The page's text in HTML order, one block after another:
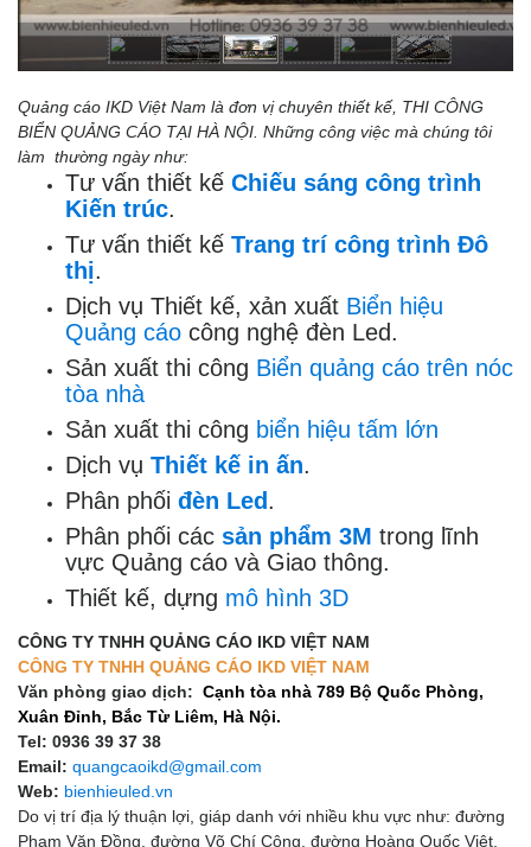
Quảng cáo IKD Việt Nam là đơn vị chuyên thiết kế, THI CÔNG
BIỂN QUẢNG CÁO TẠI HÀ NỘI Những công việc mà chúng tôi
làm thường ngày như:
Tư vấn thiết kế Chiếu sáng công trình
Kiến trúc.
Tư vấn thiết kế Trang trí công trình Đô
thị.
Dịch vụ Thiết kế, xản xuất Biển hiệu
Quảng cáo công nghệ đèn Led.
Sản xuất thi công Biển quảng cáo trên nóc
tòa nhà
Sản xuất thi công biển hiệu tấm lớn
Dịch vụ Thiết kế in ấn.
Phân phối đèn Led.
Phân phối các sản phẩm 3M trong lĩnh
vực Quảng cáo và Giao thông.
Thiết kế, dựng mô hình 3D
CÔNG TY TNHH QUẢNG CÁO IKD VIỆT NAM
CÔNG TY TNHH QUẢNG CÁO IKD VIỆT NAM
Văn phòng giao dịch: Cạnh tòa nhà 789 Bộ Quốc Phòng,
Xuân Đỉnh, Bắc Từ Liêm, Hà Nội.
Tel: 0936 39 37 38
Email: quangcaoikd@gmail.com
Web: bienhieuled.vn
Do vị trí địa lý thuận lợi, giáp danh với nhiều khu vực như: đường
Phạm Văn Đồng, đường Võ Chí Công, đường Hoàng Quốc Việt,